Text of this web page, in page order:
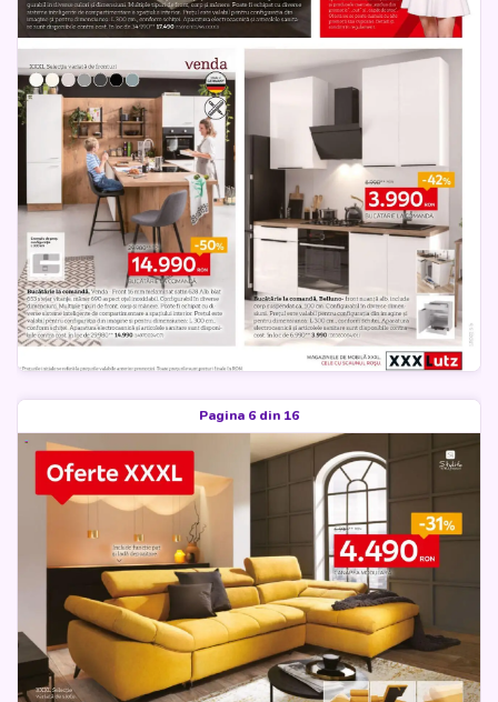
Pagina 6 din 16